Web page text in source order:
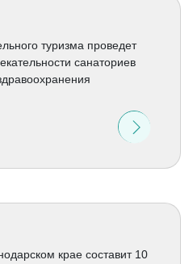
туризма проведет
санаториев
крае составит 10